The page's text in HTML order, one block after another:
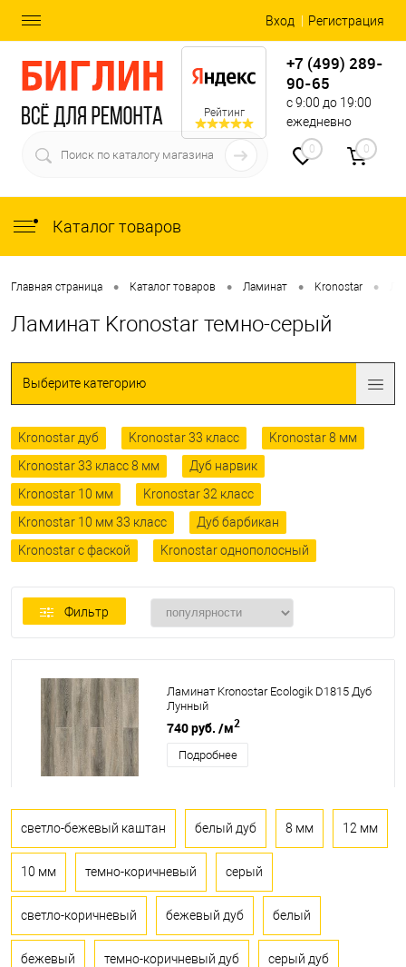
Вход Регистрация
Рейтинг
+7 (499) 289-
90-65
с 9:00 до 19:00
ежедневно
0 0
Каталог товаров
Главная страница • Каталог товаров • Ламинат • Kronostar •
Ламинат Kronostar темно-серый
Выберите категорию
Kronostar дуб Kronostar 33 класс
Kronostar 8 мм
Kronostar 33 класс 8 мм
Дуб нарвик
Kronostar 10 мм
Kronostar 32 класс
Kronostar 10 мм 33 класс
Дуб барбикан
Kronostar с фаской
Kronostar однополосный
Фильтр
Ламинат Kronostar Ecologik D1815 Дуб
Лунный
740 руб. /м2
Подробнее
светло-бежевый каштан белый дуб 8 мм 12 мм
10 мм темно-коричневый серый
светло-коричневый бежевый дуб белый
бежевый темно-коричневый дуб серый дуб